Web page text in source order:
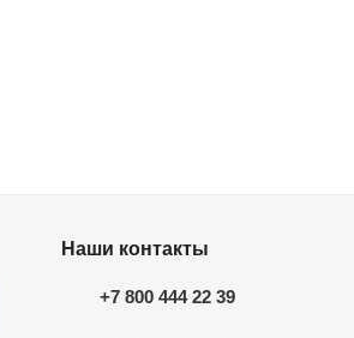
Наши контакты
+7 800 444 22 39